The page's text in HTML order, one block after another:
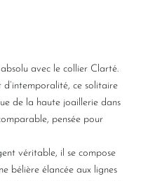
avec le collier Clarté.
d’intemporalité, ce solitaire
de la haute joaillerie dans
pensée pour
véritable, il se compose
bélière élancée aux lignes